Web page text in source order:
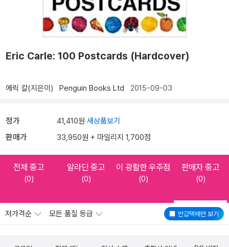
Eric Carle: 100 Postcards (Hardcover)
에릭 칼(지은이) Penguin Books Ltd 2015-09-03
정가 41,410원 새상품보기
판매가 33,950원 + 마일리지 1,700점
전체 중고
(0)
알라딘 중고
(0)
이 광활한 우주점
(0)
판매자 중고
(0)
반값택배만 보기
저가격순 모든 품질 등급